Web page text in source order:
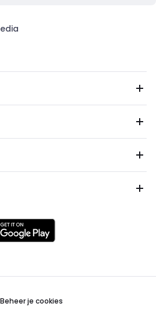
Beheer je cookies